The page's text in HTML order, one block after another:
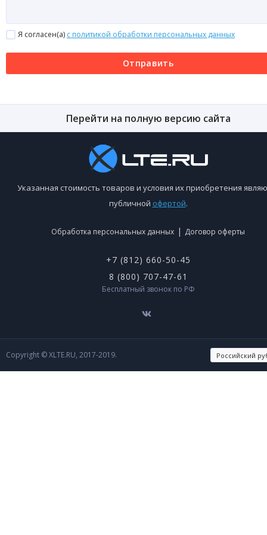
Я согласен(a) с политикой обработки персональных данных
Отправить
Перейти на полную версию сайта
Указанная стоимость товаров и условия их приобретения
публичной офертой.
Обработка персональных данных | Договор оферты
+7 (812) 660-50-45
8 (800) 707-47-61
Бесплатный звонок по РФ
Copyright © XLTE.RU, 2017-2019.